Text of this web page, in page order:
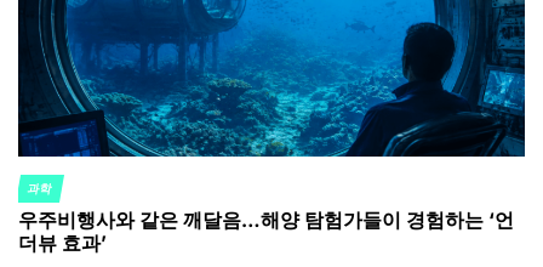
POSTED
IN
과학
우주비행사와 같은 깨달음…해양 탐험가들이 경험하는 ‘언
더뷰 효과’